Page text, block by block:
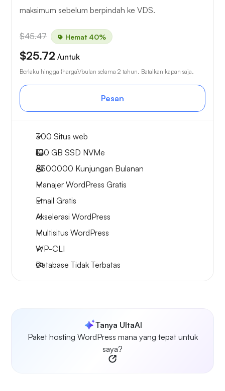
maksimum sebelum berpindah ke VDS.
$45.47 Hemat 40%
$25.72 /untuk
Berlaku hingga {harga}/bulan selama 2 tahun. Batalkan kapan saja.
Pesan
300 Situs web
100 GB SSD NVMe
~300000 Kunjungan Bulanan
Manajer WordPress Gratis
Email Gratis
Akselerasi WordPress
Multisitus WordPress
WP-CLI
Database Tidak Terbatas
Tanya UltaAI
Paket hosting WordPress mana yang tepat untuk
saya?